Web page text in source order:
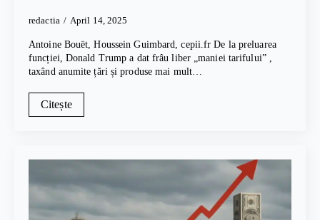
redactia April 14, 2025
Antoine Bouët, Houssein Guimbard, cepii.fr De la preluarea
funcției, Donald Trump a dat frâu liber „maniei tarifului” ,
taxând anumite țări și produse mai mult…
Citește